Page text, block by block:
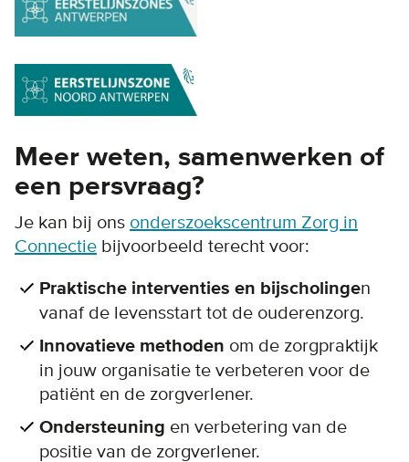
Meer weten, samenwerken of
een persvraag?
Je kan bij ons onderszoekscentrum Zorg in
Connectie bijvoorbeeld terecht voor:
Praktische interventies en bijscholingen
vanaf de levensstart tot de ouderenzorg.
Innovatieve methoden om de zorgpraktijk
in jouw organisatie te verbeteren voor de
patiënt en de zorgverlener.
Ondersteuning en verbetering van de
positie van de zorgverlener.